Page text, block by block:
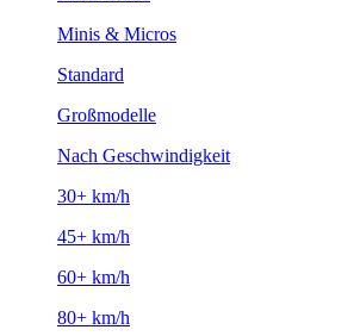
Minis & Micros
Standard
Großmodelle
Nach Geschwindigkeit
30+ km/h
45+ km/h
60+ km/h
80+ km/h